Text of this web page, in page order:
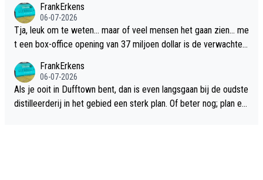
FrankErkens
06-07-2026
Tja, leuk om te weten... maar of veel mensen het gaan zien... me
t een box-office opening van 37 miljoen dollar is de verwachte
FrankErkens
06-07-2026
Als je ooit in Dufftown bent, dan is even langsgaan bij de oudste
distilleerderij in het gebied een sterk plan. Of beter nog; plan ee